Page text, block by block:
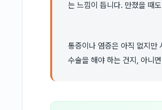
는 느낌이 듭니다. 만졌을 때
통증이나 염증은 아직 없지만
수술을 해야 하는 건지, 아니